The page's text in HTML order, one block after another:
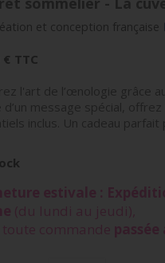
et conception française
€ TTC
estivale :
(du lundi au jeudi),
commande